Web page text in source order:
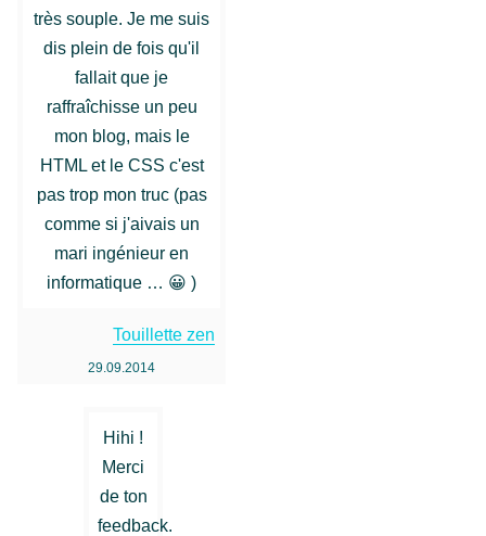
très souple. Je me suis
dis plein de fois qu'il
fallait que je
raffraîchisse un peu
mon blog, mais le
HTML et le CSS c'est
pas trop mon truc (pas
comme si j'aivais un
mari ingénieur en
informatique … 😀 )
Touillette zen
29.09.2014
Hihi !
Merci
de ton
feedback.